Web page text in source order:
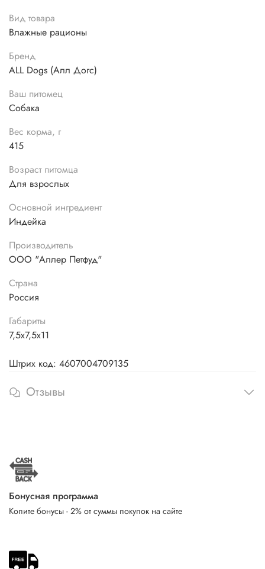
Вид товара
Влажные рационы
Бренд
ALL Dogs (Алл Догс)
Ваш питомец
Собака
Вес корма, г
415
Возраст питомца
Для взрослых
Основной ингредиент
Индейка
Производитель
ООО "Аллер Петфуд"
Страна
Россия
Габариты
7,5х7,5х11
Штрих код: 4607004709135
Отзывы
Бонусная программа
Копите бонусы - 2% от суммы покупок на сайте